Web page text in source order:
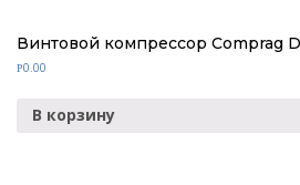
Винтовой компрессор Comprag
Р0.00
В корзину